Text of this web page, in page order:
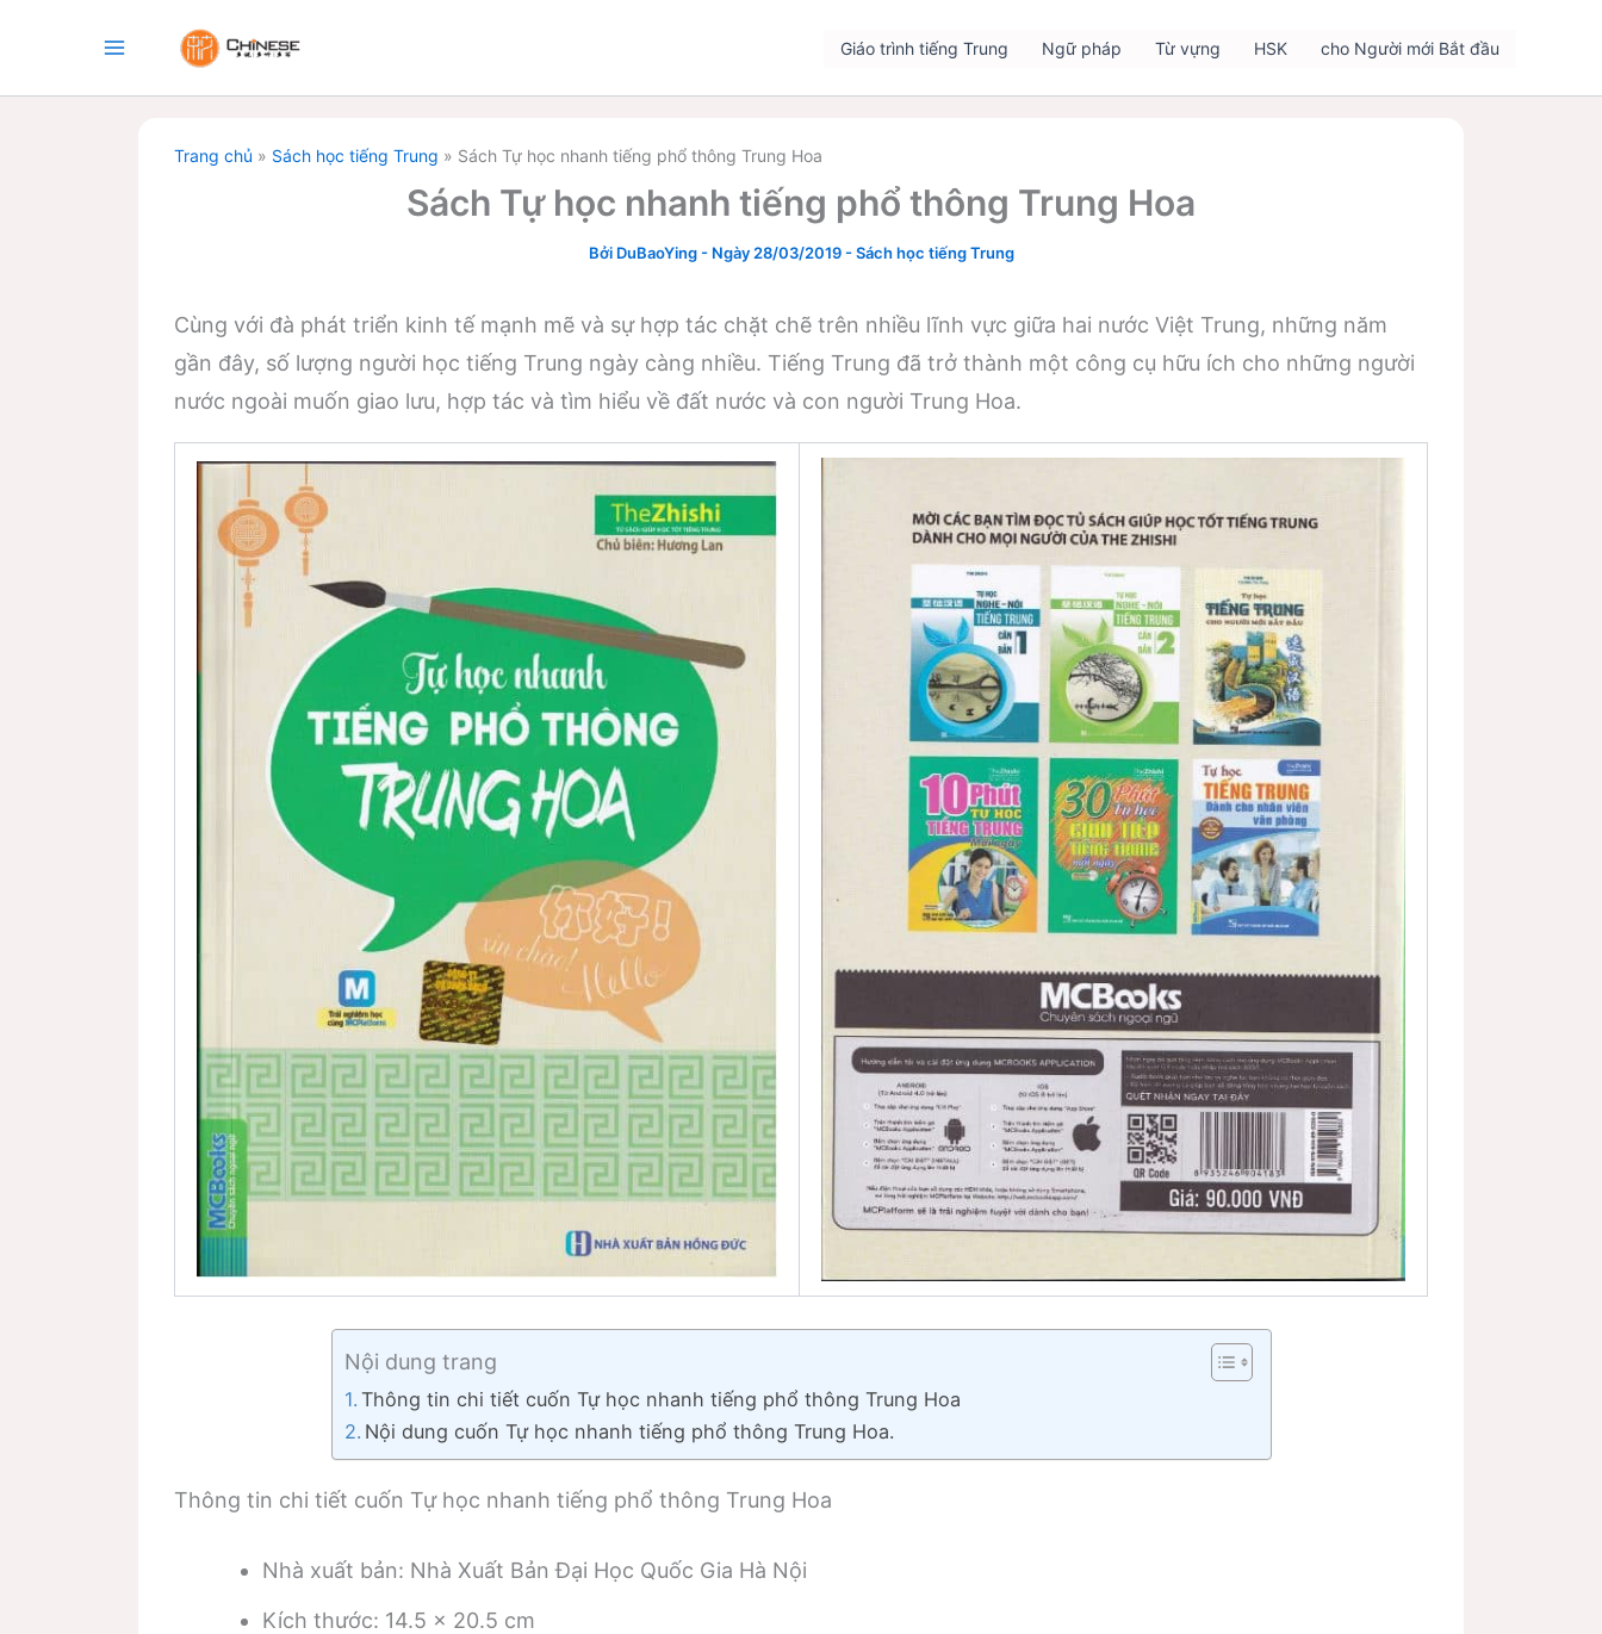
nội
Giáo trình tiếng Trung Ngữ pháp Từ vựng HSK cho Người mới Bắt đầu
Trang chủ » Sách học tiếng Trung » Sách Tự học nhanh tiếng phổ thông Trung Hoa
Sách Tự học nhanh tiếng phổ thông Trung Hoa
Bởi DuBaoYing- Ngày 28/03/2019-Sách học tiếng Trung
Cùng với đà phát triển kinh tế mạnh mẽ và sự hợp tác chặt chẽ trên nhiều lĩnh vực giữa hai nước Việt Trung, những năm
gần đây, số lượng người học tiếng Trung ngày càng nhiều. Tiếng Trung đã trở thành một công cụ hữu ích cho những người
nước ngoài muốn giao lưu, hợp tác và tìm hiểu về đất nước và con người Trung Hoa.
Nội dung trang
Thông tin chi tiết cuốn Tự học nhanh tiếng phổ thông Trung Hoa
Nội dung cuốn Tự học nhanh tiếng phổ thông Trung Hoa.
Thông tin chi tiết cuốn Tự học nhanh tiếng phổ thông Trung Hoa
Nhà xuất bản: Nhà Xuất Bản Đại Học Quốc Gia Hà Nội
Kích thước: 14.5 x 20.5 cm